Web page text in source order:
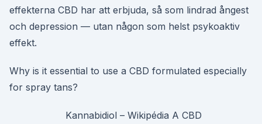
effekterna CBD har att erbjuda, så som lindrad ångest
och depression — utan någon som helst psykoaktiv
effekt.
Why is it essential to use a CBD formulated especially
for spray tans?
Kannabidiol – Wikipédia A CBD